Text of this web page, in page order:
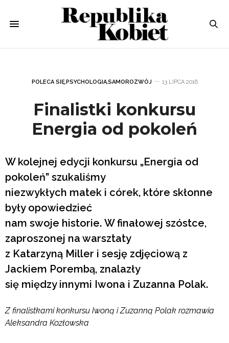
POLECA SIĘ,PSYCHOLOGIA,SAMOROZWÓJ 13 LIPCA 2016
Finalistki konkursu
Energia od pokoleń
W kolejnej edycji konkursu „Energia od
pokoleń” szukaliśmy
niezwykłych matek i córek, które skłonne
były opowiedzieć
nam swoje historie. W finałowej szóstce,
zaproszonej na warsztaty
z Katarzyną Miller i sesję zdjęciową z
Jackiem Porembą, znalazły
się między innymi Iwona i Zuzanna Polak.
Z finalistkami konkursu Iwoną i Zuzanną Polak rozmawia
Aleksandra Kozłowska